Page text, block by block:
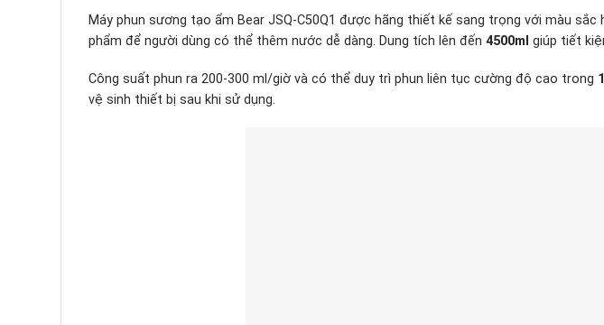
Máy phun sương tạo ẩm Bear JSQ-C50Q1 được hãng thiết kế sang trọng với màu
phẩm để người dùng có thể thêm nước dễ dàng. Dung tích lên đến 4500ml giúp tiết
Công suất phun ra 200-300 ml/giờ và có thể duy trì phun liên tục cường độ cao trong
vệ sinh thiết bị sau khi sử dụng.